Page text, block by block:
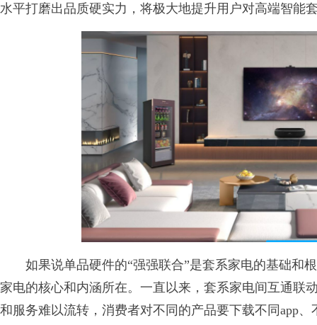
水平打磨出品质硬实力，将极大地提升用户对高端智能
如果说单品硬件的“强强联合”是套系家电的基础和
家电的核心和内涵所在。一直以来，套系家电间互通联
和服务难以流转，消费者对不同的产品要下载不同app